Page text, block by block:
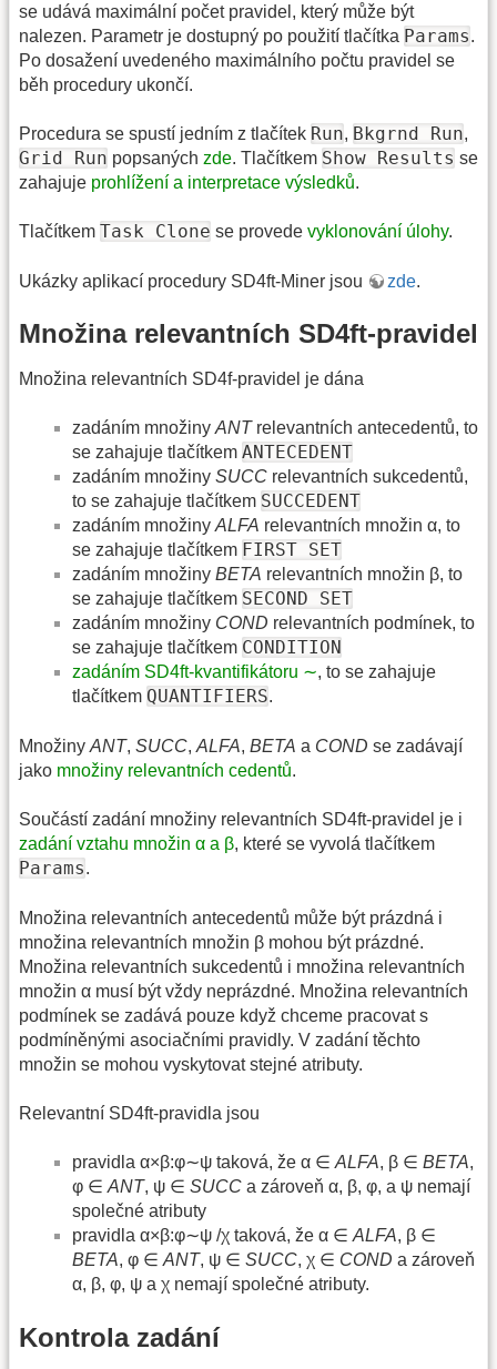
se udává maximální počet pravidel, který může být
nalezen. Parametr je dostupný po použití tlačítka Params.
Po dosažení uvedeného maximálního počtu pravidel se
běh procedury ukončí.
Procedura se spustí jedním z tlačítek Run, Bkgrnd Run,
Grid Run popsaných zde. Tlačítkem Show Results se
zahajuje prohlížení a interpretace výsledků.
Tlačítkem Task Clone se provede vyklonování úlohy.
Ukázky aplikací procedury SD4ft-Miner jsou zde.
Množina relevantních SD4ft-pravidel
Množina relevantních SD4f-pravidel je dána
zadáním množinyANT relevantních antecedentů, to
se zahajuje tlačítkem ANTECEDENT
zadáním množiny SUCC relevantních sukcedentů,
to se zahajuje tlačítkem SUCCEDENT
zadáním množinyALFA relevantních množin α, to
se zahajuje tlačítkem FIRST SET
zadáním množiny BETA relevantních množin β, to
se zahajuje tlačítkem SECOND SET
zadáním množiny COND relevantních podmínek, to
se zahajuje tlačítkem CONDITION
zadáním SD4ft-kvantifikátoru ∼, to se zahajuje
tlačítkem QUANTIFIERS.
Množiny ANT, SUCC, ALFA, BETA a COND se zadávají
jako množiny relevantních cedentů.
Součástí zadání množiny relevantních SD4ft-pravidel je i
zadání vztahu množin α a β, které se vyvolá tlačítkem
Params.
Množina relevantních antecedentů může být prázdná i
množina relevantních množin β mohou být prázdné.
Množina relevantních sukcedentů i množina relevantních
množin α musí být vždy neprázdné. Množina relevantních
podmínek se zadává pouze když chceme pracovat s
podmíněnými asociačními pravidly. V zadání těchto
množin se mohou vyskytovat stejné atributy.
Relevantní SD4ft-pravidla jsou
pravidla α×β:φ∼ψ taková, že α ∈ALFA, β ∈ BETA,
φ ∈ANT, ψ ∈ SUCC a zároveň α, β, φ, a ψ nemají
společné atributy
pravidla α×β:φ∼ψ /χ taková, že α ∈ALFA, β ∈
BETA, φ ∈ANT, ψ ∈ SUCC, χ ∈ COND a zároveň
α, β, φ, ψ a χ nemají společné atributy.
Kontrola zadání